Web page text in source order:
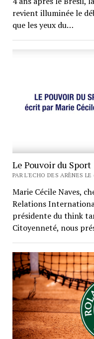
revient illuminée le
que les yeux du…
Le Pouvoir du Sport
PAR L'ECHO DES ARÈNES
Marie Cécile Naves,
Relations
présidente du think
Citoyenneté, nous